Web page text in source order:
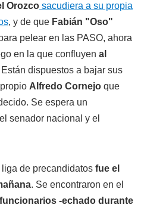
Orozco sacudiera a su propia
, y de que Fabián "Oso"
pelear en las PASO, ahora
en la que confluyen al
Están dispuestos a bajar sus
Alfredo Cornejo que
Se espera un
senador nacional y el
de precandidatos fue el
. Se encontraron en el
-echado durante